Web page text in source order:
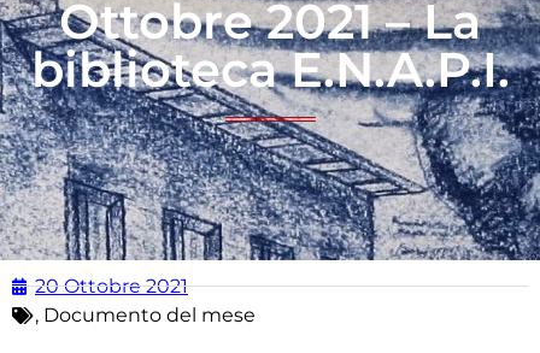
Ottobre 2021 – La
biblioteca E.N.A.P.I.
20 Ottobre 2021
, Documento del mese